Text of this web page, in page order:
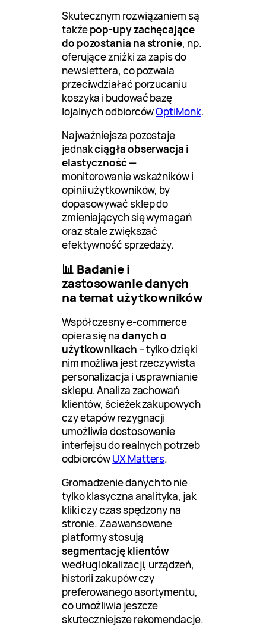
Skutecznym rozwiązaniem są
takżepop-upy zachęcające
do pozostania na stronie, np.
oferujące zniżki za zapis do
newslettera, co pozwala
przeciwdziałać porzucaniu
koszyka i budować bazę
lojalnych odbiorcówOptiMonk.
Najważniejsza pozostaje
jednakciągła obserwacja i
elastyczność—
monitorowanie wskaźników i
opinii użytkowników, by
dopasowywać sklep do
zmieniających się wymagań
oraz stale zwiększać
efektywność sprzedaży.
📊 Badanie i
zastosowanie danych
na temat użytkowników
Współczesny e-commerce
opiera się nadanych o
użytkownikach – tylko dzięki
nim możliwa jest rzeczywista
personalizacja i usprawnianie
sklepu. Analiza zachowań
klientów, ścieżek zakupowych
czy etapów rezygnacji
umożliwia dostosowanie
interfejsu do realnych potrzeb
odbiorcówUX Matters.
Gromadzenie danych to nie
tylko klasyczna analityka, jak
kliki czy czas spędzony na
stronie. Zaawansowane
platformy stosują
segmentację klientów
według lokalizacji, urządzeń,
historii zakupów czy
preferowanego asortymentu,
co umożliwia jeszcze
skuteczniejsze rekomendacje.